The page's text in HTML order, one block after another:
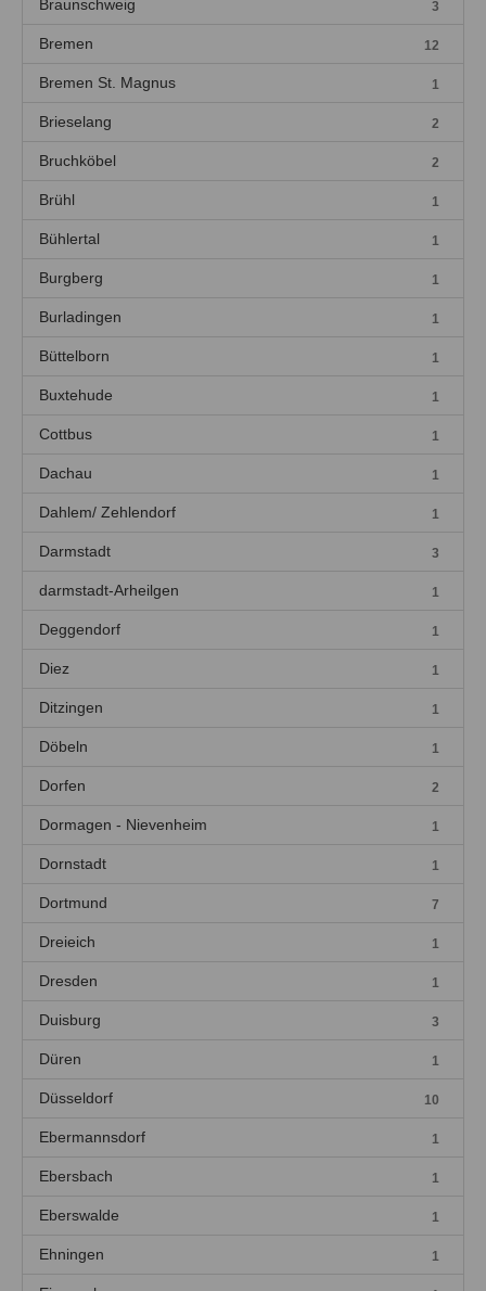
Braunschweig 3
Bremen 12
Bremen St. Magnus 1
Brieselang 2
Bruchköbel 2
Brühl 1
Bühlertal 1
Burgberg 1
Burladingen 1
Büttelborn 1
Buxtehude 1
Cottbus 1
Dachau 1
Dahlem/ Zehlendorf 1
Darmstadt 3
darmstadt-Arheilgen 1
Deggendorf 1
Diez 1
Ditzingen 1
Döbeln 1
Dorfen 2
Dormagen - Nievenheim 1
Dornstadt 1
Dortmund 7
Dreieich 1
Dresden 1
Duisburg 3
Düren 1
Düsseldorf 10
Ebermannsdorf 1
Ebersbach 1
Eberswalde 1
Ehningen 1